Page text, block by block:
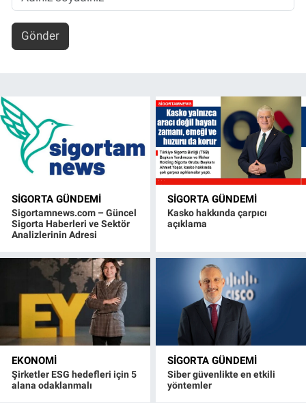
Gönder
SIGORTA GÜNDEMI
Sigortamnews.com – Güncel
Sigorta Haberleri ve Sektör
Analizlerinin Adresi
SIGORTA GÜNDEMI
Kasko hakkında çarpıcı
açıklama
EKONOMI
Şirketler ESG hedefleri için 5
alana odaklanmalı
SIGORTA GÜNDEMI
Siber güvenlikte en etkili
yöntemler